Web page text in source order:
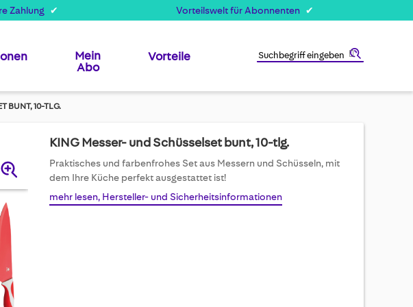
Zahlung Vorteilswelt für Abonnenten
Mein
Abo
Vorteile
BUNT, 10-TLG.
KING Messer- und Schüsselset bunt, 10-tlg.
Praktisches und farbenfrohes Set aus Messern und Schüsseln, mit
dem Ihre Küche perfekt ausgestattet ist!
mehr lesen, Hersteller- und Sicherheitsinformationen